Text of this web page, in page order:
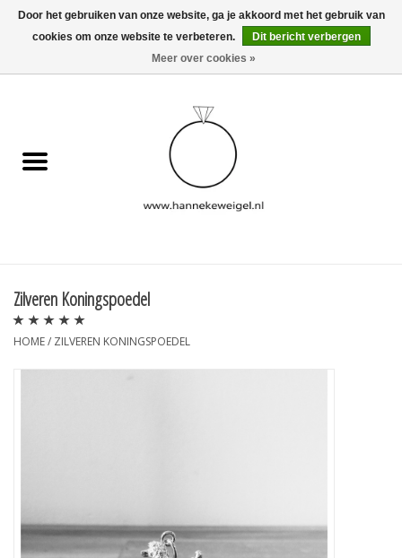
0 Artikelen - €0,00
Informatie
Blog
Zilveren Koningspoedel
HOME/ ZILVEREN KONINGSPOEDEL
Door het gebruiken van onze website, ga je akkoord met het gebruik van
cookies om onze website te verbeteren.
Dit bericht verbergen
Meer over cookies »